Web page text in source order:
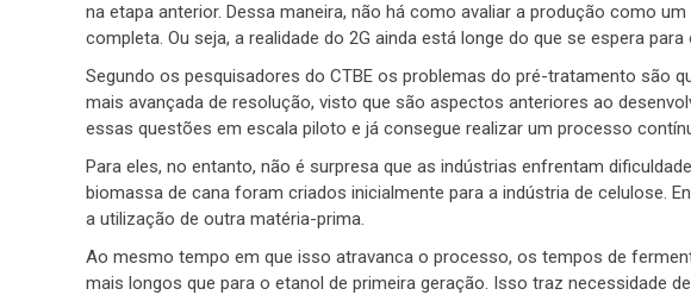
na etapa anterior. Dessa maneira, não há como avaliar a produção como
completa. Ou seja, a realidade do 2G ainda está longe do que se espera para
Segundo os pesquisadores do CTBE os problemas do pré-tratamento são
mais avançada de resolução, visto que são aspectos anteriores ao
essas questões em escala piloto e já consegue realizar um processo
Para eles, no entanto, não é surpresa que as indústrias enfrentam
biomassa de cana foram criados inicialmente para a indústria de celulose.
a utilização de outra matéria-prima.
Ao mesmo tempo em que isso atravanca o processo, os tempos de
mais longos que para o etanol de primeira geração. Isso traz necessidade